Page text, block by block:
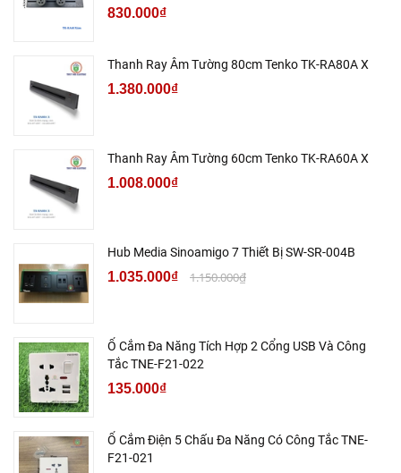
830.000₫
Thanh Ray Âm Tường 80cm Tenko TK-RA80A X
1.380.000₫
Thanh Ray Âm Tường 60cm Tenko TK-RA60A X
1.008.000₫
Hub Media Sinoamigo 7 Thiết Bị SW-SR-004B
1.035.000₫ 1.150.000₫
Ổ Cắm Đa Năng Tích Hợp 2 Cổng USB Và Công
Tắc TNE-F21-022
135.000₫
Ổ Cắm Điện 5 Chấu Đa Năng Có Công Tắc TNE-
F21-021